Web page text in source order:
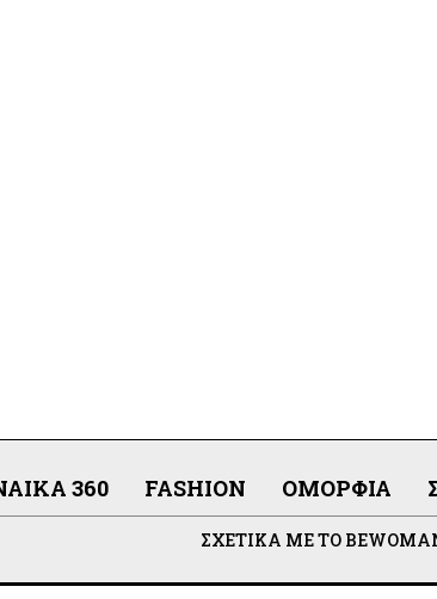
360 FASHION ΟΜΟΡΦΙΆ
ΣΧΕΤΙΚΆ ΜΕ ΤΟ